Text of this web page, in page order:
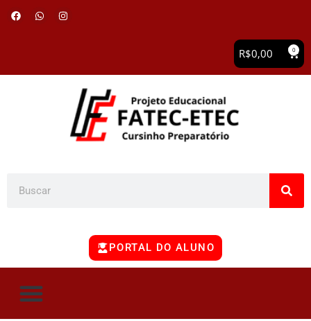
R$0,00 0
PORTAL DO ALUNO